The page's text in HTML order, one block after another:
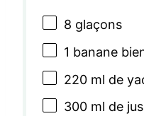
8 glaçons
1 banane
220ml de
300ml de jus